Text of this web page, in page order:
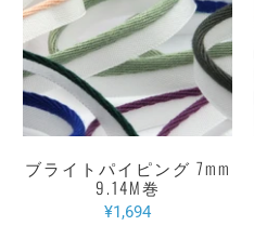
ブライトパイピング 7mm
9.14M巻
¥1,694